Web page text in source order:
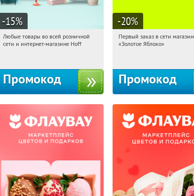
-15%
11:14:25 Получили:
Любые товары во всей розничной
сети и интернет-магазине Hoff
Промокод
-20%
11:14:25
Получи
Первый заказ в сети
«Золотое Яблоко»
Промокод